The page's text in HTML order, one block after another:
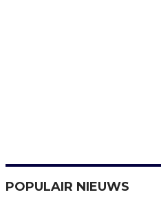
POPULAIR NIEUWS